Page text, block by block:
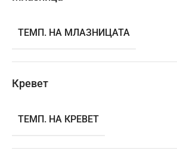
ТЕМП. НА МЛАЗНИЦАТА
Кревет
ТЕМП. НА КРЕВЕТ